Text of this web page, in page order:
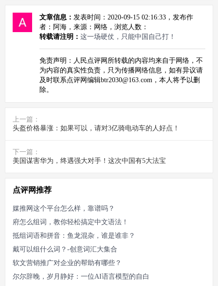
文章信息： 发表时间：2020-09-15 02:16:33，发布作
者：阿海，来源：网络，浏览人数：
转载请注明： 这一场硬仗，只能中国自己打！
免责声明：人民点评网所转载的内容均来自于网络，不
为内容的真实性负责，只为传播网络信息，如有异议请
及时联系点评网编辑btr2030@163.com，本人将予以删
除。
上一篇：
头盔价格暴涨：如果可以，请对3亿骑电动车的人好点！
下一篇：
美国谋害华为，终遇强大对手！这次中国有5大法宝
点评网推荐
媒推网这个平台怎么样，靠谱吗？
府怎么组词，教你轻松搞定中文语法！
抵组词语和拼音：鱼龙混杂，谁是谁非？
戴可以组什么词？-创意词汇大集合
软文营销推广对企业的帮助有哪些？
尔尔辞晚，岁月静好：一位AI语言模型的自白